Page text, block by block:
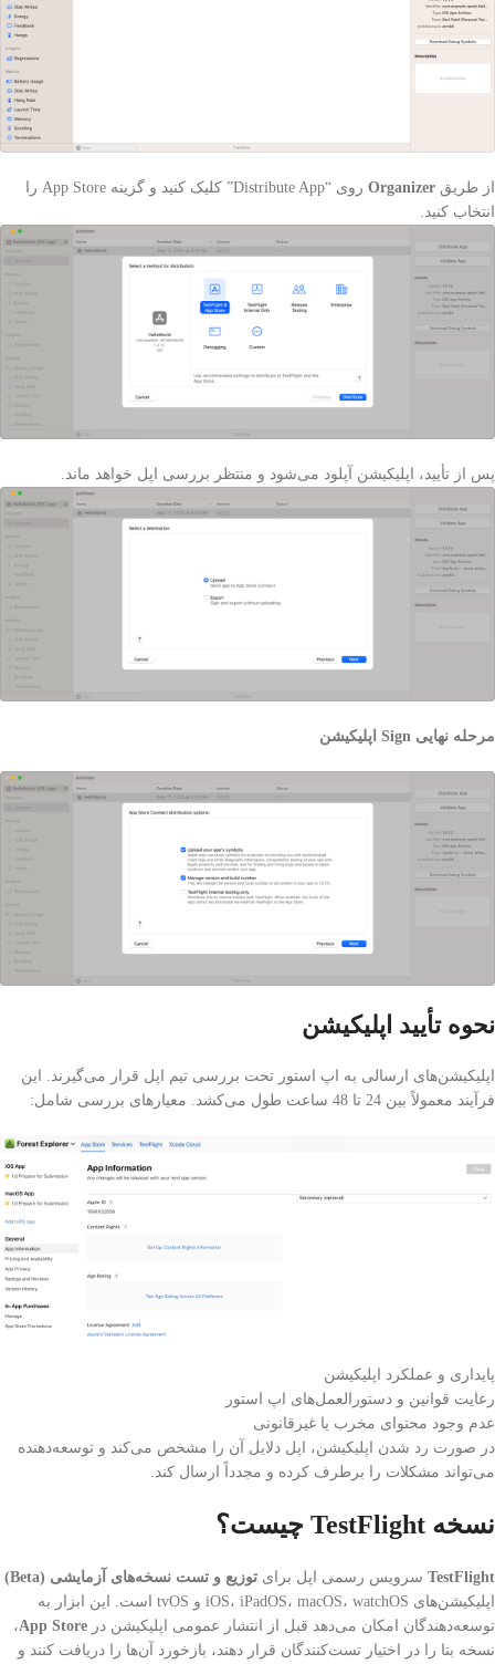
از طریق Organizer
روی “Distribute App” کلیک کنید و گزینه App Store را
انتخاب کنید.
پس از تأیید، اپلیکیشن آپلود می‌شود و منتظر بررسی اپل خواهد ماند.
مرحله نهایی Sign اپلیکیشن
نحوه تأیید اپلیکیشن
اپلیکیشن‌های ارسالی به اپ استور تحت بررسی تیم اپل قرار می‌گیرند. این
فرآیند معمولاً بین 24 تا 48 ساعت طول می‌کشد. معیارهای بررسی شامل:
پایداری و عملکرد اپلیکیشن
رعایت قوانین و دستورالعمل‌های اپ استور
عدم وجود محتوای مخرب یا غیرقانونی
در صورت رد شدن اپلیکیشن، اپل دلایل آن را مشخص می‌کند و توسعه‌دهنده
می‌تواند مشکلات را برطرف کرده و مجدداً ارسال کند.
نسخه TestFlight چیست؟
TestFlight سرویس رسمی اپل برای توزیع و تست نسخه‌های آزمایشی (Beta)
اپلیکیشن‌های iOS، iPadOS، macOS، watchOS و tvOS است. این ابزار به
توسعه‌دهندگان امکان می‌دهد قبل از انتشار عمومی اپلیکیشن در App Store،
نسخه بتا را در اختیار تست‌کنندگان قرار دهند، بازخورد آن‌ها را دریافت کنند و